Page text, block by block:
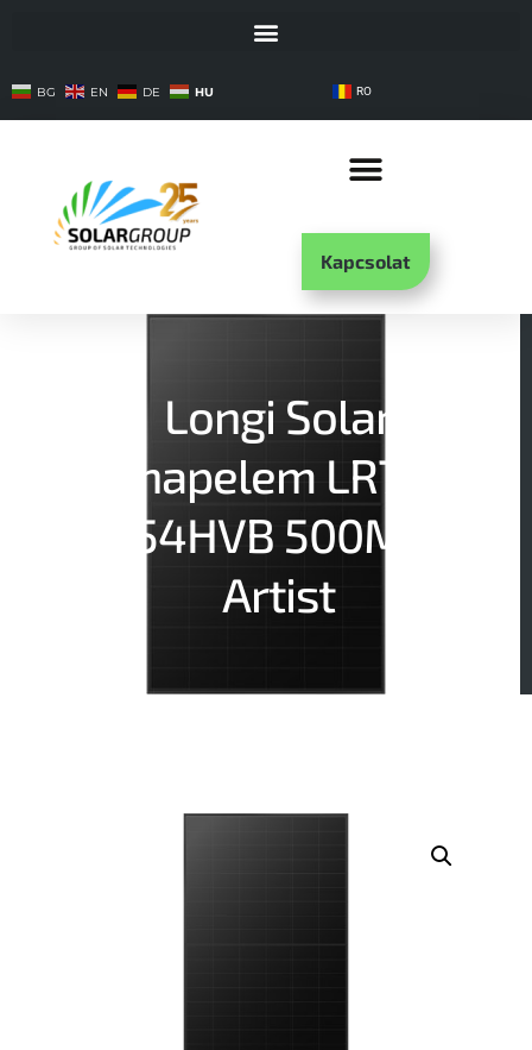
BG EN DE HU RO
Kapcsolat
Longi Solar
napelem LR7-
54HVB 500M-
Artist